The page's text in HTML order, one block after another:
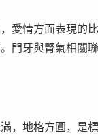
情方面表現的
門牙與腎氣相關
，地格方圓，是